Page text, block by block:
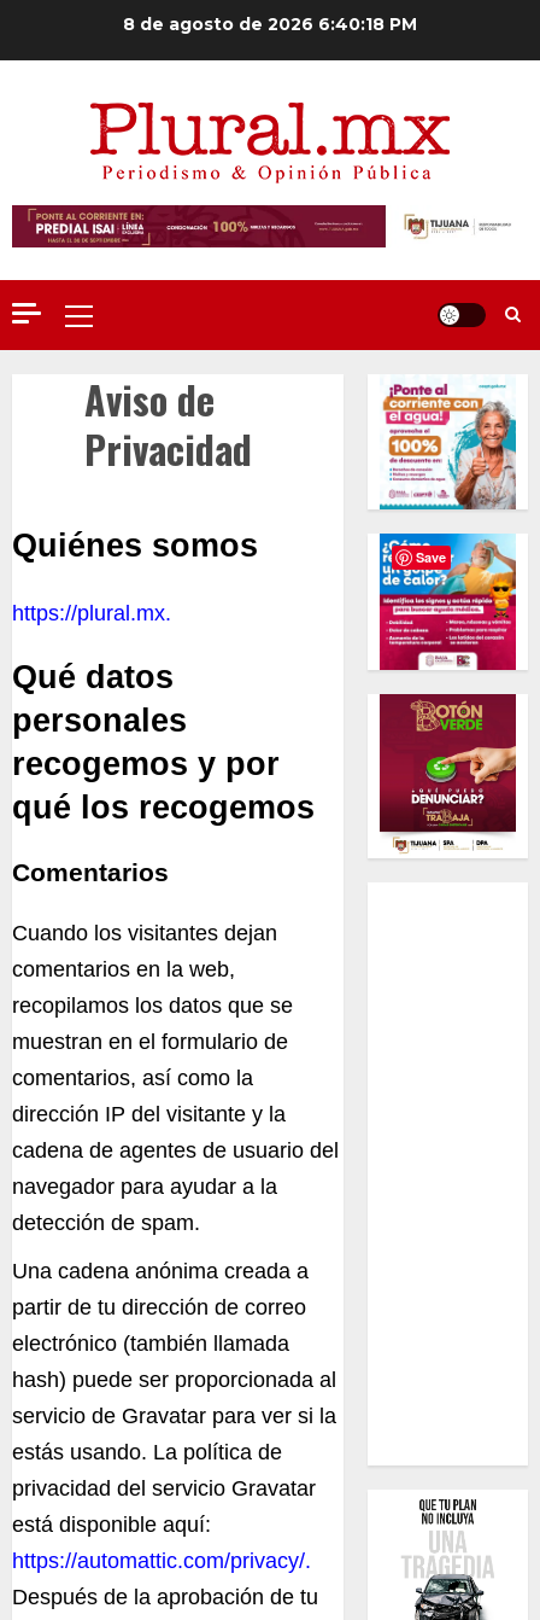
8 de agosto de 2026 6:40:19 PM
Menú
principal
Aviso de
Privacidad
Quiénes somos
https://plural.mx.
Qué datos
personales
recogemos y por
qué los recogemos
Comentarios
Cuando los visitantes dejan
comentarios en la web,
recopilamos los datos que se
muestran en el formulario de
comentarios, así como la
dirección IP del visitante y la
cadena de agentes de usuario del
navegador para ayudar a la
detección de spam.
Una cadena anónima creada a
partir de tu dirección de correo
electrónico (también llamada
hash) puede ser proporcionada al
servicio de Gravatar para ver si la
estás usando. La política de
privacidad del servicio Gravatar
está disponible aquí:
https://automattic.com/privacy/.
Después de la aprobación de tu
Save